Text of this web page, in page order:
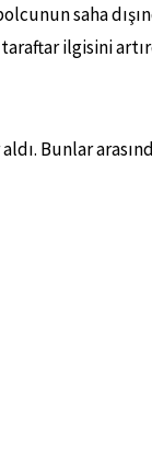
saha
ilgisini
Bunlar